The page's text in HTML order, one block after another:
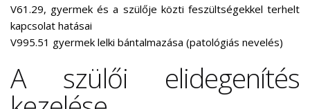
V61.29, gyermek és a szülője közti feszültségekkel terhelt
kapcsolat hatásai
V995.51 gyermek lelki bántalmazása (patológiás nevelés)
A szülői elidegenítés